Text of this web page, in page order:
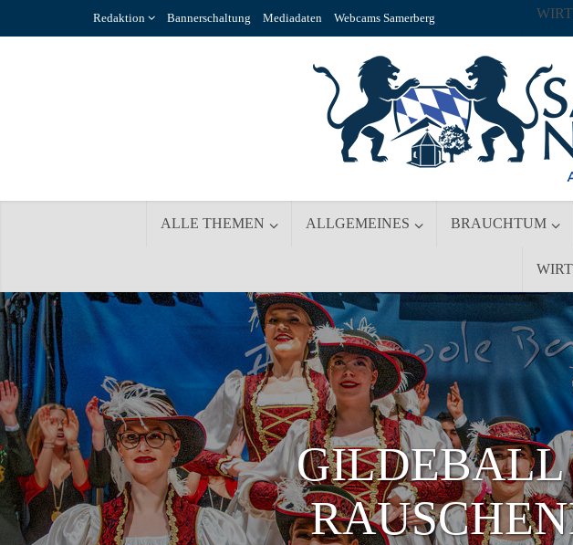
Redaktion Bannerschaltung Mediadaten Webcams Samerberg
ALLE THEMEN ALLGEMEINES BRAUCHTUM
GILDEBALL